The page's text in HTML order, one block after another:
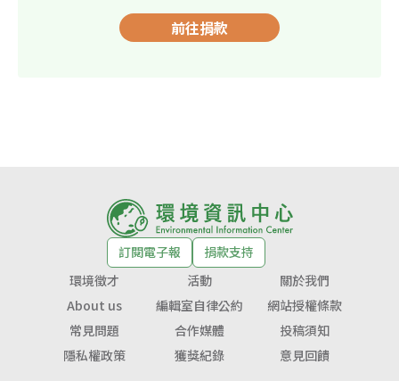
前往捐款
訂閱電子報
捐款支持
環境徵才
活動
關於我們
About us
編輯室自律公約
網站授權條款
常見問題
合作媒體
投稿須知
隱私權政策
獲獎紀錄 意見回饋